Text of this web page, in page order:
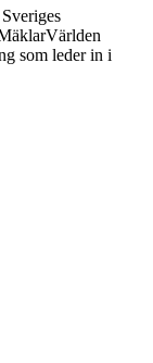
som leder in i